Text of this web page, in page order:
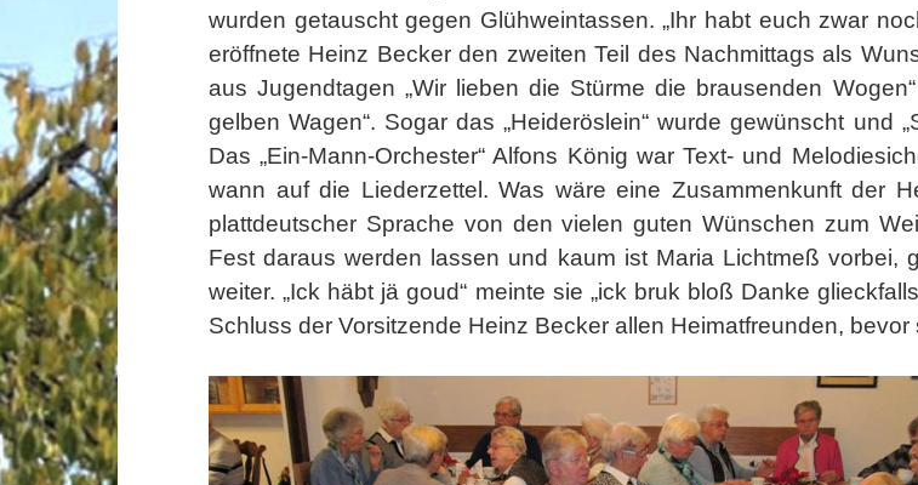
wurden getauscht gegen Glühweintassen. „Ihr habt euch zwar
eröffnete Heinz Becker den zweiten Teil des Nachmittags als
aus Jugendtagen „Wir lieben die Stürme die brausenden
gelben Wagen“. Sogar das „Heideröslein“ wurde gewünscht und
Das „Ein-Mann-Orchester“ Alfons König war Text- und
wann auf die Liederzettel. Was wäre eine Zusammenkunft der
plattdeutscher Sprache von den vielen guten Wünschen zum
Fest daraus werden lassen und kaum ist Maria Lichtmeß vorbei,
weiter. „Ick häbt jä goud“ meinte sie „ick bruk bloß Danke
Schluss der Vorsitzende Heinz Becker allen Heimatfreunden,